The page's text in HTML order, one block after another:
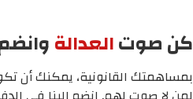
كن صوتالعدالة
بمساهمتك القانونية، يمكنك أن